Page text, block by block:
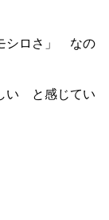
シロさ」 なの
い と感じてい